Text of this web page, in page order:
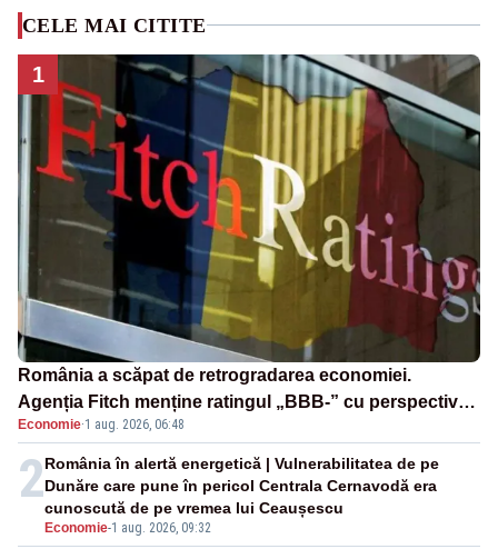
CELE MAI CITITE
1
România a scăpat de retrogradarea economiei.
Agenția Fitch menține ratingul „BBB-” cu perspectivă
negativă
Economie·1 aug. 2026, 06:48
2
Economie-1 aug. 2026, 09:32
România în alertă energetică | Vulnerabilitatea de pe
Dunăre care pune în pericol Centrala Cernavodă era
cunoscută de pe vremea lui Ceaușescu